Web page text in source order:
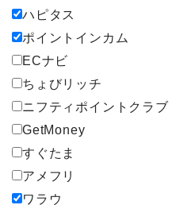
ハピタス
ポイントインカム
ECナビ
ちょびリッチ
ニフティポイントクラブ
GetMoney
すぐたま
アメフリ
ワラウ